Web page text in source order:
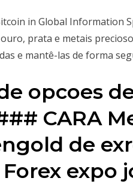
in Global Information
prata e metais
e mantê-las de forma
opcoes
CARA
de
expo